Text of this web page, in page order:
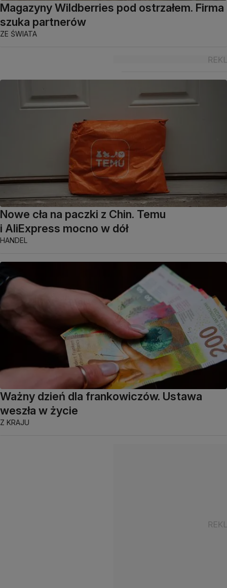
Magazyny Wildberries pod ostrzałem. Firma
szuka partnerów
ZE ŚWIATA
Nowe cła na paczki z Chin. Temu
i AliExpress mocno w dół
HANDEL
Ważny dzień dla frankowiczów. Ustawa
weszła w życie
Z KRAJU